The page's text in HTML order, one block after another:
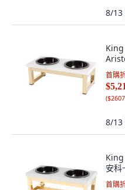
8/13
King
首購
(
8/13
安科
首購